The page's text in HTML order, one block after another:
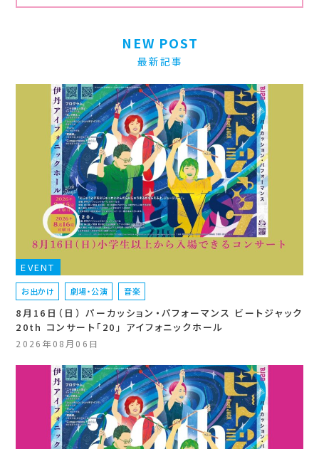
NEW POST
最新記事
EVENT
お出かけ 劇場・公演 音楽
8月16日（日） パーカッション・パフォーマンス ビートジャック
20th コンサート「20」 アイフォニックホール
2026年08月06日